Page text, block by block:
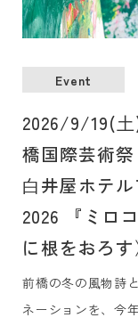
Event
2026/9/19(
橋国際芸術
⽩井屋ホテ
2026 『ミロ
に根をおろ
前橋の冬の⾵物詩
ネーションを、今